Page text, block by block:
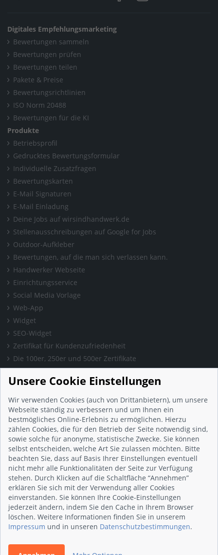
Digitales Empfehlungsmarketing
Bewertungen sammeln
Bewertungen prüfen
Bewertungen teilen
Pakete & Preise
Bewertungsrichtlinien
ISO Norm 20488
Bewertungen für die KI
Produkte
Betriebsprofil
Gedrucktes Bewertungsformular
Individuelle Zusatzfragen
Bewertungskarten
E-Mail Signaturen
E-Mail Einladung
Deine Jobs auf wirsindhandwerk.de
Stellenausschreibungen auf Google for Jobs
Outdoor-Aufkleber
Bewertungen, auf die man sich verlassen kann.
Handwerker Webseite
Einrichtungsservice
Social Media Vorlage
Web-App
Widget
SEO-Widget
Zertifikat für Kundenzufriedenheit
Die 100er, 250er und 500er Zertifikate
Presse & Wissen
Presse und Informationen
Blog
Häufig gestellte Fragen (FAQ)
Studie: Digitalisierungsbarometer
Initiative gegen Fake-Bewertungen
Kunden Informationen
Beratungsgespräch vereinbaren
Impressum
Datenschutz
AGB
Nutzungsbedingungen
Unsere Cookie Einstellungen
Wir verwenden Cookies (auch von Drittanbietern), um unsere
Webseite ständig zu verbessern und um Ihnen ein
bestmögliches Online-Erlebnis zu ermöglichen. Hierzu
zählen Cookies, die für den Betrieb der Seite notwendig sind,
sowie solche für anonyme, statistische Zwecke. Sie können
selbst entscheiden, welche Art Sie zulassen möchten. Bitte
beachten Sie, dass auf Basis Ihrer Einstellungen eventuell
nicht mehr alle Funktionalitäten der Seite zur Verfügung
stehen. Durch Klicken auf die Schaltfläche “Annehmen”
erklären Sie sich mit der Verwendung aller Cookies
einverstanden. Sie können Ihre Cookie-Einstellungen
jederzeit ändern, indem Sie den Cache in Ihrem Browser
löschen. Weitere Informationen finden Sie in unserem
Impressum und in unseren Datenschutzbestimmungen.